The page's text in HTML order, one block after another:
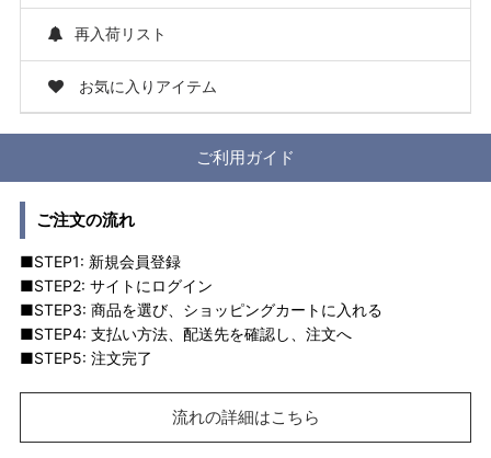
再入荷リスト
お気に入りアイテム
ご利用ガイド
ご注文の流れ
■STEP1: 新規会員登録
■STEP2: サイトにログイン
■STEP3: 商品を選び、ショッピングカートに入れる
■STEP4: 支払い方法、配送先を確認し、注文へ
■STEP5: 注文完了
流れの詳細はこちら